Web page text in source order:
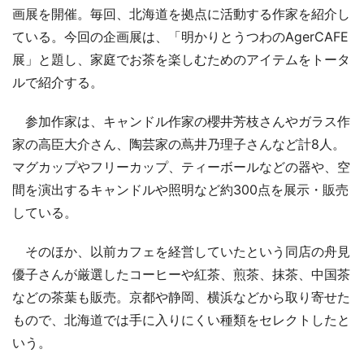
画展を開催。毎回、北海道を拠点に活動する作家を紹介し
ている。今回の企画展は、「明かりとうつわのAgerCAFE
展」と題し、家庭でお茶を楽しむためのアイテムをトータ
ルで紹介する。
参加作家は、キャンドル作家の櫻井芳枝さんやガラス作
家の高臣大介さん、陶芸家の蔦井乃理子さんなど計8人。
マグカップやフリーカップ、ティーボールなどの器や、空
間を演出するキャンドルや照明など約300点を展示・販売
している。
そのほか、以前カフェを経営していたという同店の舟見
優子さんが厳選したコーヒーや紅茶、煎茶、抹茶、中国茶
などの茶葉も販売。京都や静岡、横浜などから取り寄せた
もので、北海道では手に入りにくい種類をセレクトしたと
いう。